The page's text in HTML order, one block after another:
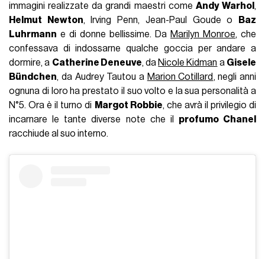
immagini realizzate da grandi maestri come Andy Warhol ,
Helmut Newton, Irving Penn, Jean-Paul Goude o
Baz
Luhrmann e di donne bellissime. Da Marilyn Monroe, che
confessava di indossarne qualche goccia per andare a
dormire, a Catherine Deneuve, da Nicole Kidman a Gisele
Bündchen, da Audrey Tautou a Marion Cotillard , negli anni
ognuna di loro ha prestato il suo volto e la sua personalità a
N°5. Ora è il turno di Margot Robbie, che avrà il privilegio di
incarnare le tante diverse note che il profumo Chanel
racchiude al suo interno.